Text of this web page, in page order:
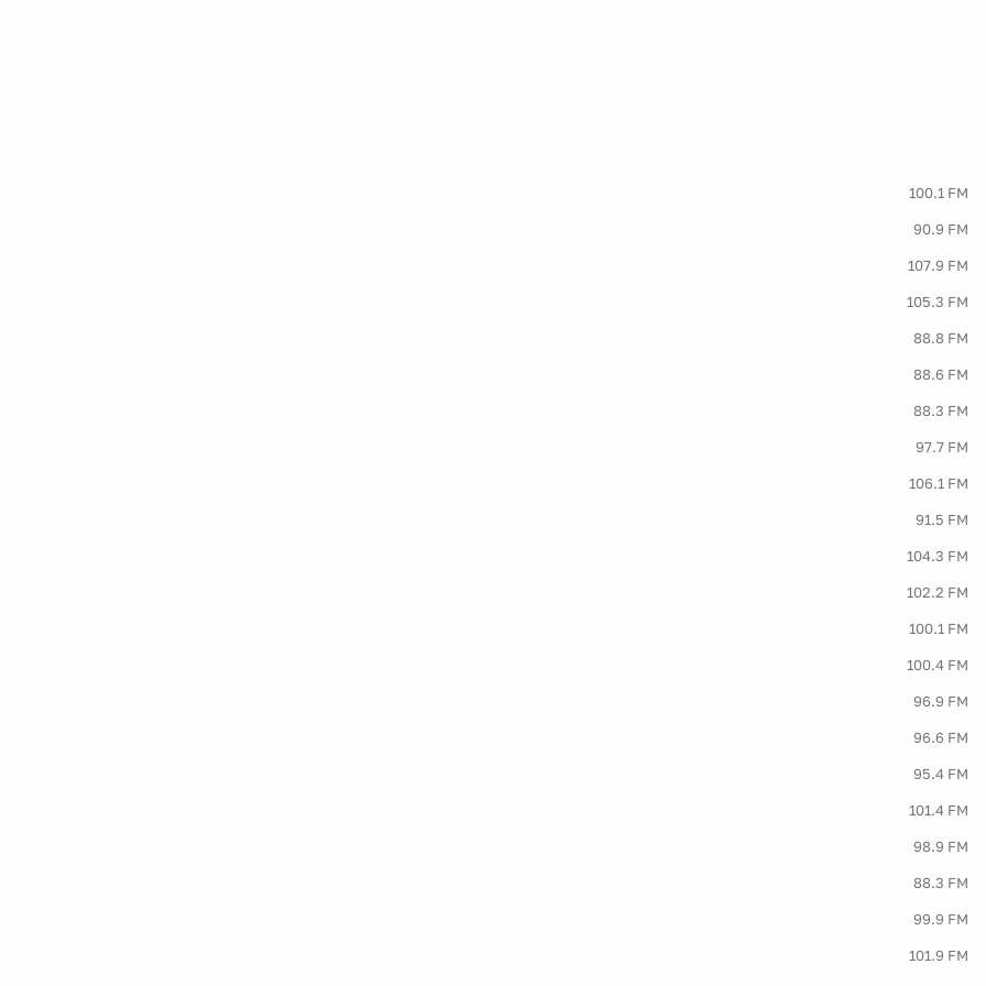
100.1 FM
90.9 FM
107.9 FM
105.3 FM
88.8 FM
88.6 FM
88.3 FM
97.7 FM
106.1 FM
91.5 FM
104.3 FM
102.2 FM
100.1 FM
100.4 FM
96.9 FM
96.6 FM
95.4 FM
101.4 FM
98.9 FM
88.3 FM
99.9 FM
101.9 FM